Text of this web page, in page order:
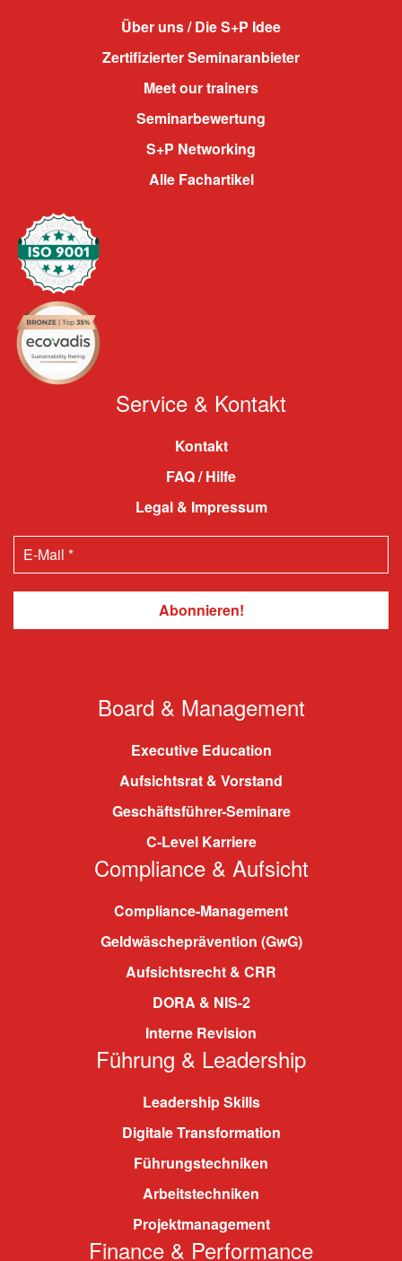
Über uns / Die S+P Idee
Zertifizierter Seminaranbieter
Meet our trainers
Seminarbewertung
S+P Networking
Alle Fachartikel
Service & Kontakt
Kontakt
FAQ / Hilfe
Legal & Impressum
Board & Management
Executive Education
Aufsichtsrat & Vorstand
Geschäftsführer-Seminare
C-Level Karriere
Compliance & Aufsicht
Compliance-Management
Geldwäscheprävention (GwG)
Aufsichtsrecht & CRR
DORA & NIS-2
Interne Revision
Führung & Leadership
Leadership Skills
Digitale Transformation
Führungstechniken
Arbeitstechniken
Projektmanagement
Finance & Performance